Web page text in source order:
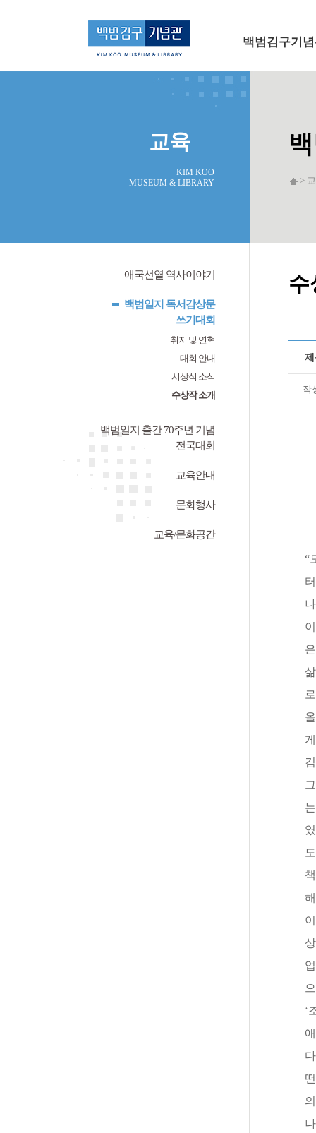
백범김구기
교육
KIM KOO
MUSEUM & LIBRARY
>
애국선열 역사이야기
백범일지 독서감상문
쓰기대회
취지 및 연혁
대회 안내
시상식 소식
수상작 소개
백범일지 출간 70주년 기념
전국대회
교육안내
문화행사
교육/문화공간
수
작
“
‘